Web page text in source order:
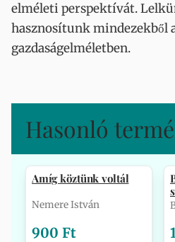
elméleti perspektívát.
hasznosítunk mindezekből
gazdaságelméletben.
Hasonló
Amíg köztünk voltál
Nemere István
900 Ft